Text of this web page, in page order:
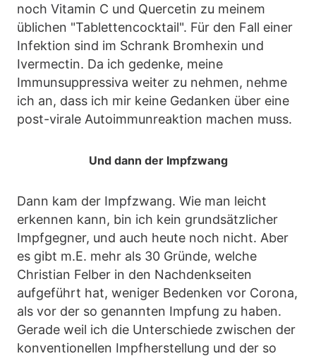
noch Vitamin C und Quercetin zu meinem
üblichen "Tablettencocktail". Für den Fall einer
Infektion sind im Schrank Bromhexin und
Ivermectin. Da ich gedenke, meine
Immunsuppressiva weiter zu nehmen, nehme
ich an, dass ich mir keine Gedanken über eine
post-virale Autoimmunreaktion machen muss.
Und dann der Impfzwang
Dann kam der Impfzwang. Wie man leicht
erkennen kann, bin ich kein grundsätzlicher
Impfgegner, und auch heute noch nicht. Aber
es gibt m.E. mehr als 30 Gründe, welche
Christian Felber in den Nachdenkseiten
aufgeführt hat, weniger Bedenken vor Corona,
als vor der so genannten Impfung zu haben.
Gerade weil ich die Unterschiede zwischen der
konventionellen Impfherstellung und der so